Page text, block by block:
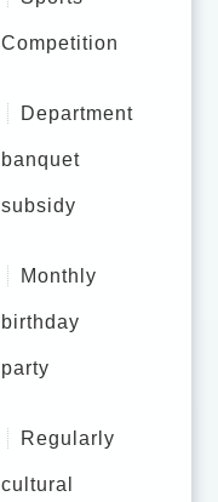
Competition
Department
banquet
subsidy
Monthly
birthday
party
Regularly
cultural